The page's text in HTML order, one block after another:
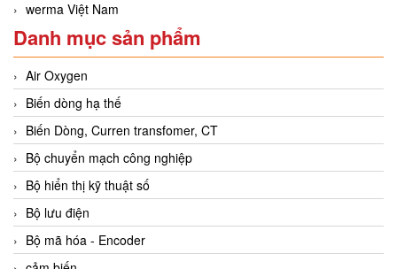
werma Việt Nam
Danh mục sản phẩm
Air Oxygen
Biến dòng hạ thế
Biến Dòng, Curren transfomer, CT
Bộ chuyển mạch công nghiệp
Bộ hiển thị kỹ thuật số
Bộ lưu điện
Bộ mã hóa - Encoder